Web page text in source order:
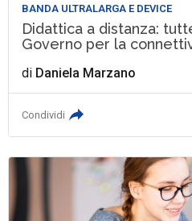
BANDA ULTRALARGA E DEVICE
Didattica a distanza:
Governo per la
di Daniela Marzano
Condividi